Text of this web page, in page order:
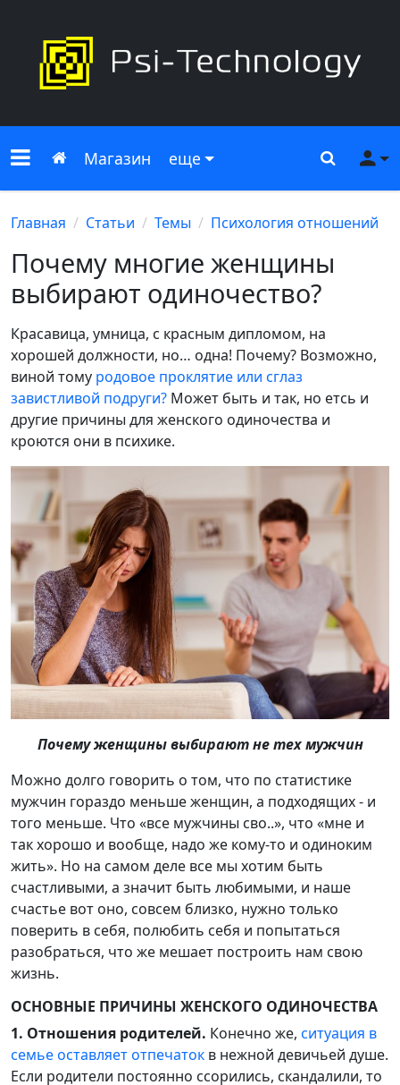
Меню сайта
Главная
Магазин еще Поиск
Главная Статьи Темы Психология отношений
Почему многие женщины
выбирают одиночество?
Красавица, умница, с красным дипломом, на
хорошей должности, но… одна! Почему? Возможно,
виной тому родовое проклятие или сглаз
завистливой подруги? Может быть и так, но етсь и
другие причины для женского одиночества и
кроются они в психике.
Почему женщины выбирают не тех мужчин
Можно долго говорить о том, что по статистике
мужчин гораздо меньше женщин, а подходящих - и
того меньше. Что «все мужчины сво..», что «мне и
так хорошо и вообще, надо же кому-то и одиноким
жить». Но на самом деле все мы хотим быть
счастливыми, а значит быть любимыми, и наше
счастье вот оно, совсем близко, нужно только
поверить в себя, полюбить себя и попытаться
разобраться, что же мешает построить нам свою
жизнь.
ОСНОВНЫЕ ПРИЧИНЫ ЖЕНСКОГО ОДИНОЧЕСТВА
1. Отношения родителей. Конечно же, ситуация в
семье оставляет отпечаток в нежной девичьей душе.
Если родители постоянно ссорились, скандалили, то